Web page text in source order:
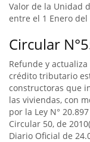
Valor de la Unidad
entre el 1 Enero
Circular
Refunde y
crédito tributario
constructoras que
las viviendas, con
por la Ley N°
Circular 50, de
Diario Oficial de